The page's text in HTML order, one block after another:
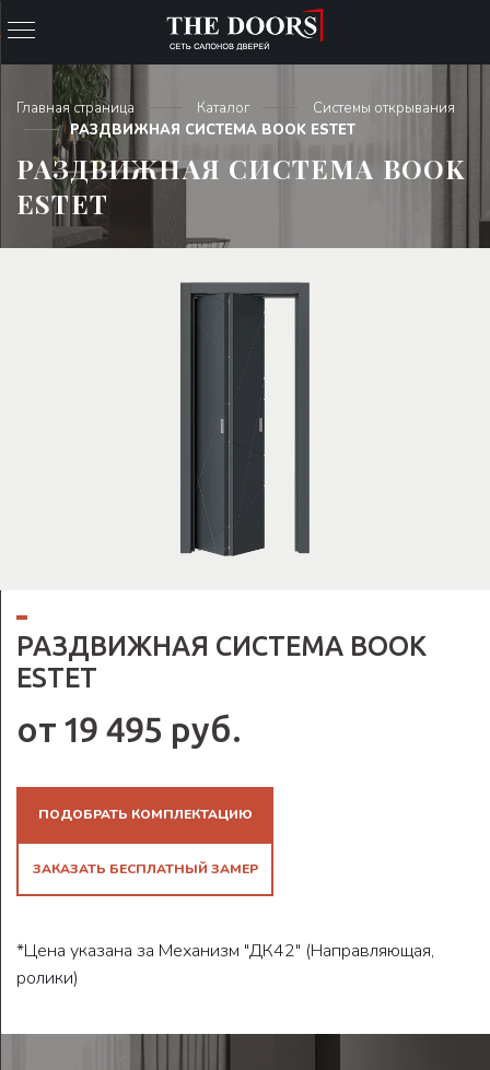
Главная страница Каталог
Системы открывания
РАЗДВИЖНАЯ СИСТЕМА BOOK ESTET
РАЗДВИЖНАЯ СИСТЕМА BOOK
ESTET
РАЗДВИЖНАЯ СИСТЕМА BOOK
ESTET
от 19 495 руб.
ПОДОБРАТЬ КОМПЛЕКТАЦИЮ
ЗАКАЗАТЬ БЕСПЛАТНЫЙ ЗАМЕР
*Цена указана за Механизм "ДК42" (Направляющая,
ролики)